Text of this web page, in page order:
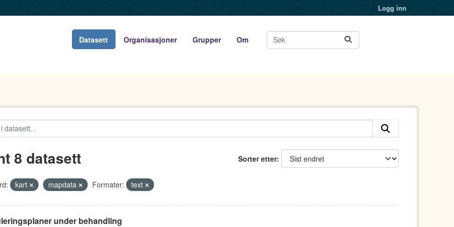
Logg inn
Datasett Organisasjoner Grupper Om
Sorter etter
8 datasett
kart mapdata Formater: text
under behandling